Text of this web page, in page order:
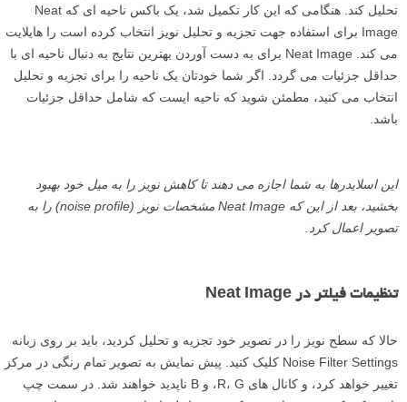
تحلیل کند. هنگامی که این کار تکمیل شد، یک باکس ناحیه ای که Neat
Image برای استفاده جهت تجزیه و تحلیل نویز انتخاب کرده است را هایلایت
می کند. Neat Image برای به دست آوردن بهترین نتایج به دنبال ناحیه ای با
حداقل جزئیات می گردد. اگر شما خودتان یک ناحیه را برای تجزیه و تحلیل
انتخاب می کنید، مطمئن شوید که ناحیه ایست که شامل حداقل جزئیات
باشد.